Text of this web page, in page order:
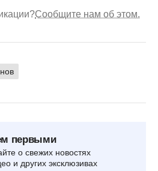
Сообщите нам об этом.
первыми
о свежих новостях
и других эксклюзивах